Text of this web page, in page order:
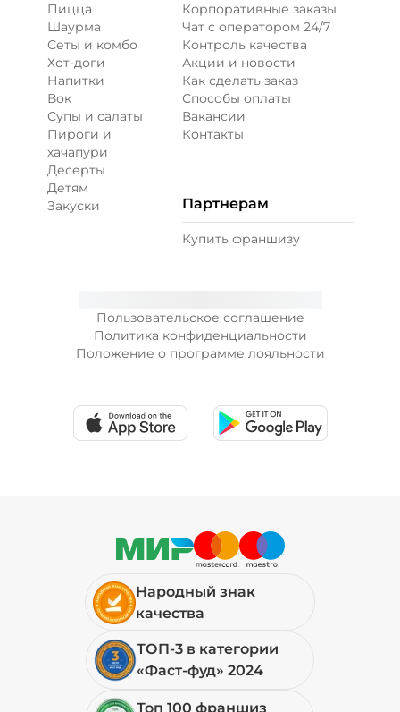
Пользовательское соглашение
Политика конфиденциальности
Положение о программе лояльности
Пицца
Шаурма
Сеты и комбо
Хот-доги
Напитки
Вок
Супы и салаты
Пироги и
хачапури
Десерты
Детям
Закуски
Корпоративные заказы
Чат с оператором 24/7
Контроль качества
Акции и новости
Как сделать заказ
Способы оплаты
Вакансии
Контакты
Партнерам
Купить франшизу
Народный знак
качества
ТОП-3 в категории
«Фаст-фуд» 2024
Топ 100 франшиз